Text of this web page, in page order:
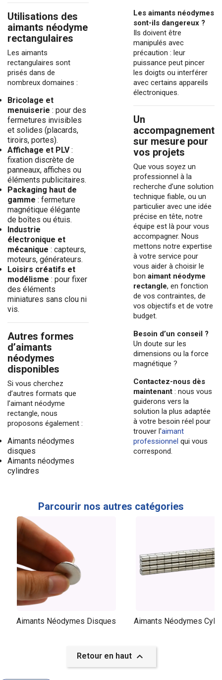
Utilisations des
aimants néodyme
rectangulaires
Les aimants
rectangulaires sont
prisés dans de
nombreux domaines :
Bricolage et
menuiserie : pour des
fermetures invisibles
et solides (placards,
tiroirs, portes).
Affichage et PLV:
fixation discrète de
panneaux, affiches ou
éléments publicitaires.
Packaging haut de
gamme : fermeture
magnétique élégante
de boîtes ou étuis.
Industrie
électronique et
mécanique : capteurs,
moteurs, générateurs.
Loisirs créatifs et
modélisme : pour fixer
des éléments
miniatures sans clou ni
vis.
Autres formes
d’aimants
néodymes
disponibles
Si vous cherchez
d’autres formats que
l’aimant néodyme
rectangle, nous
proposons également :
Aimants néodymes
disques
Aimants néodymes
cylindres
Les aimants néodymes
sont-ils dangereux ?
Ils doivent être
manipulés avec
précaution : leur
puissance peut pincer
les doigts ou interférer
avec certains appareils
électroniques.
Un
accompagnement
sur mesure pour
vos projets
Que vous soyez un
professionnel à la
recherche d’une solution
technique fiable, ou un
particulier avec une idée
précise en tête, notre
équipe est là pour vous
accompagner. Nous
mettons notre expertise
à votre service pour
vous aider à choisir le
bon aimant néodyme
rectangle, en fonction
de vos contraintes, de
vos objectifs et de votre
budget.
Besoin d’un conseil ?
Un doute sur les
dimensions ou la force
magnétique ?
Contactez-nous dès
maintenant : nous vous
guiderons vers la
solution la plus adaptée
à votre besoin réel pour
trouver l'aimant
professionnel qui vous
correspond.
Parcourir nos autres catégories
Aimants Néodymes Disques Aimants Néodymes
Retour en haut 